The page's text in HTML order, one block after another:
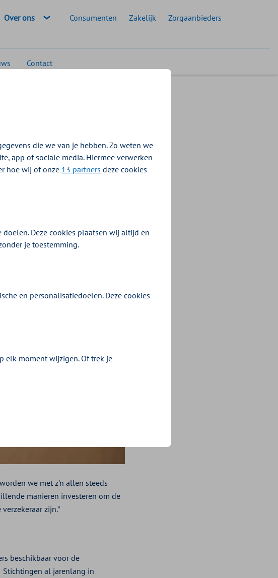
Geselecteerde doelgroep:
Over ons Consumenten Zakelijk Zorgaanbieders
Contact
2022
directeur
ook in straks en later. In
we met z’n allen steeds
manieren investeren om de
zijn.”
beschikbaar voor de
Stichtingen al jarenlang in
die we van je hebben. Zo weten we
app of sociale media. Hiermee verwerken
hoe wij of onze 13 partners deze cookies
Deze cookies plaatsen wij altijd en
je toestemming.
en personalisatiedoelen. Deze cookies
elk moment wijzigen. Of trek je